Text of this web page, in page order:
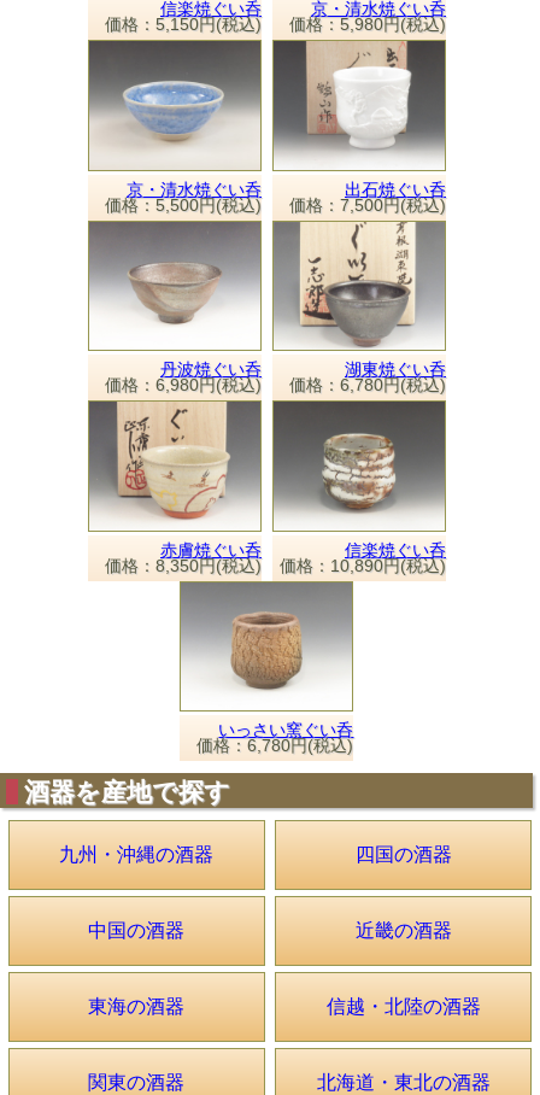
信楽焼ぐい呑
価格：5,150円(税込)
京・清水焼ぐい呑
価格：5,980円(税込)
京・清水焼ぐい呑
価格：5,500円(税込)
出石焼ぐい呑
価格：7,500円(税込)
丹波焼ぐい呑
価格：6,980円(税込)
湖東焼ぐい呑
価格：6,780円(税込)
赤膚焼ぐい呑
価格：8,350円(税込)
信楽焼ぐい呑
価格：10,890円(税込)
いっさい窯ぐい呑
価格：6,780円(税込)
酒器を産地で探す
九州・沖縄の酒器 四国の酒器
中国の酒器 近畿の酒器
東海の酒器 信越・北陸の酒器
関東の酒器 北海道・東北の酒器